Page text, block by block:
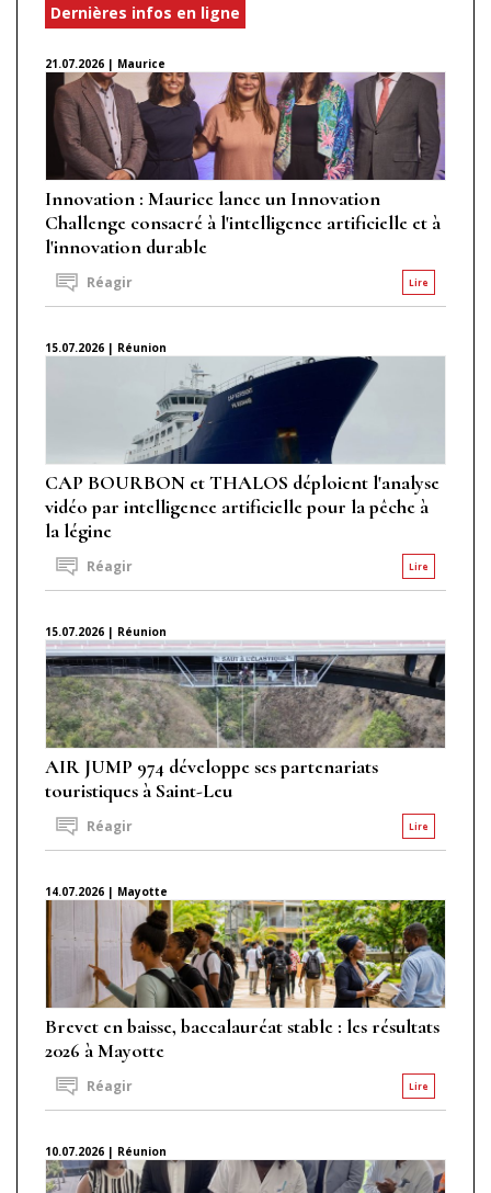
Dernières infos en ligne
21.07.2026 | Maurice
Innovation : Maurice lance un Innovation
Challenge consacré à l'intelligence artificielle et à
l'innovation durable
Lire
Réagir
15.07.2026 | Réunion
CAP BOURBON et THALOS déploient l'analyse
vidéo par intelligence artificielle pour la pêche à
la légine
Lire
Réagir
15.07.2026 | Réunion
AIR JUMP 974 développe ses partenariats
touristiques à Saint-Leu
Lire
Réagir
14.07.2026 | Mayotte
Brevet en baisse, baccalauréat stable : les résultats
2026 à Mayotte
Lire
Réagir
10.07.2026 | Réunion